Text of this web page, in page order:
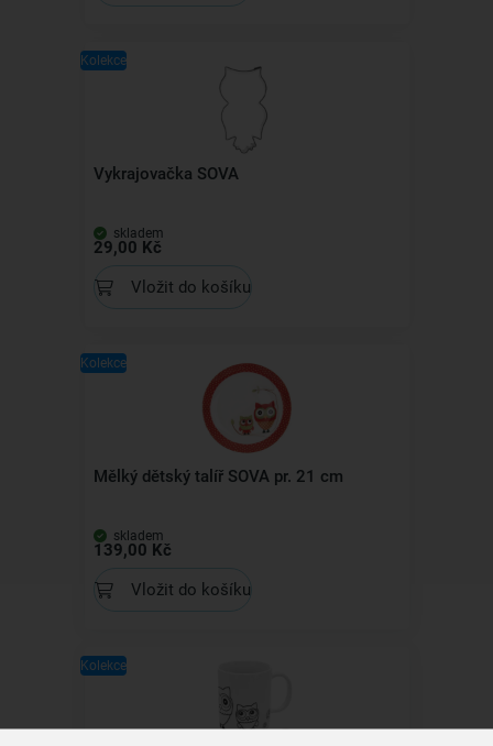
Kolekce
Vykrajovačka SOVA
skladem
29,00 Kč
Vložit do košíku
Kolekce
Mělký dětský talíř SOVA pr. 21 cm
skladem
139,00 Kč
Vložit do košíku
Kolekce